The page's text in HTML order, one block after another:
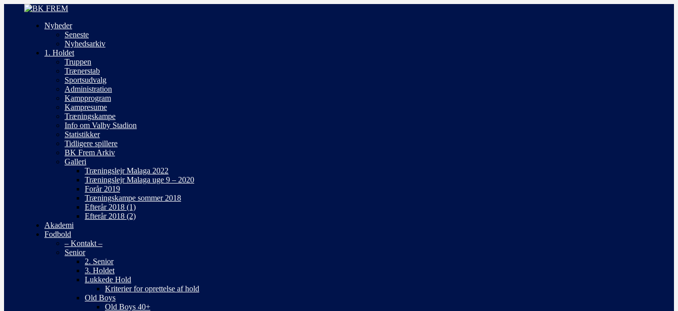
Nyheder
Seneste
Nyhedsarkiv
1. Holdet
Truppen
Trænerstab
Sportsudvalg
Administration
Kampprogram
Kampresume
Træningskampe
Info om Valby Stadion
Statistikker
Tidligere spillere
BK Frem Arkiv
Galleri
Træningslejr Malaga 2022
Træningslejr Malaga uge 9 – 2020
Forår 2019
Træningskampe sommer 2018
Efterår 2018 (1)
Efterår 2018 (2)
Akademi
Fodbold
– Kontakt –
Senior
2. Senior
3. Holdet
Lukkede Hold
Kriterier for oprettelse af hold
Old Boys
Old Boys 40+